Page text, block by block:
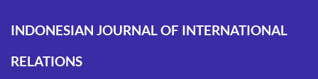
INDONESIAN JOURNAL OF INTERNATIONAL
RELATIONS